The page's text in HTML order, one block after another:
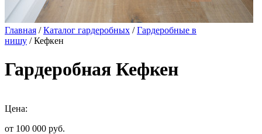
Главная /Каталог гардеробных /Гардеробные в
нишу / Кефкен
Гардеробная Кефкен
Цена:
от 100 000 руб.